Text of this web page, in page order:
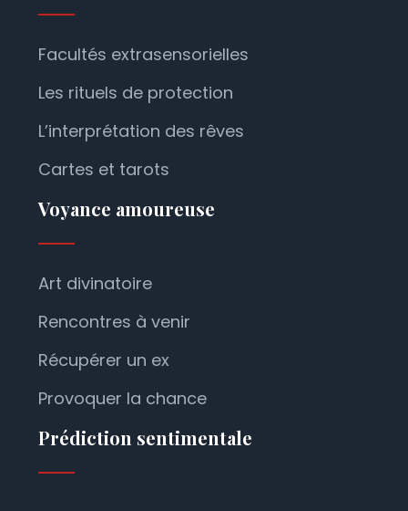
Facultés extrasensorielles
Les rituels de protection
L’interprétation des rêves
Cartes et tarots
Voyance amoureuse
Art divinatoire
Rencontres à venir
Récupérer un ex
Provoquer la chance
Prédiction sentimentale